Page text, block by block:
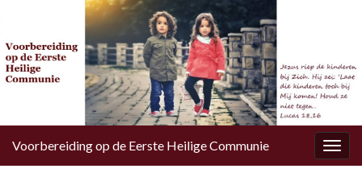
Voorbereiding op de Eerste Heilige Communie